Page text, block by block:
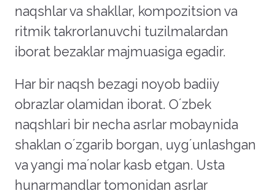
naqshlar va shakllar, kompozitsion va
ritmik takrorlanuvchi tuzilmalardan
iborat bezaklar majmuasiga egadir.
Har bir naqsh bezagi noyob badiiy
obrazlar olamidan iborat. Oʼzbek
naqshlari bir necha asrlar mobaynida
shaklan oʼzgarib borgan, uygʼunlashgan
va yangi maʼnolar kasb etgan. Usta
hunarmandlar tomonidan asrlar